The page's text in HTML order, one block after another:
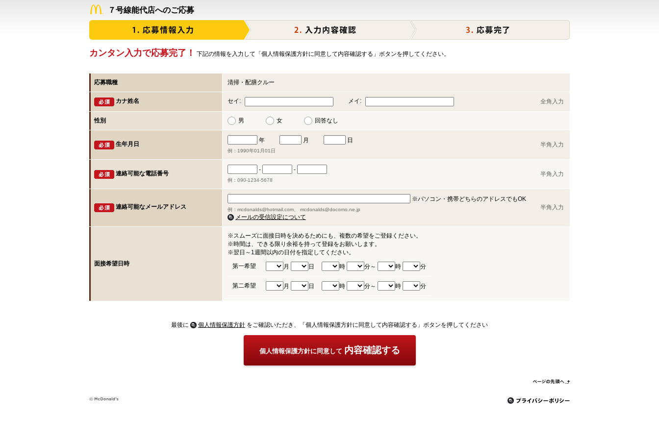
７号線能代店へのご応募
カンタン入力で応募完了！ 下記の情報を入力して「個人情報保護方針に同意して内容確認する」ボタンを押してください。
応募職種 清掃・配膳クルー
カナ姓名 セイ: メイ: 全角入力
性別 男 女 回答なし
生年月日
年 月 日
例：1990年01月01日
半角入力
連絡可能な電話番号
- -
例：090-1234-5678
半角入力
連絡可能なメールアドレス
※パソコン・携帯どちらのアドレスでもOK
例：mcdonalds@hotmail.com、 mcdonalds@docomo.ne.jp
メールの受信設定について
半角入力
面接希望日時
※スムーズに面接日時を決めるためにも、複数の希望をご登録ください。
※時間は、できる限り余裕を持って登録をお願いします。
※翌日～1週間以内の日付を指定してください。
第一希望
月 日 時 分～ 時 分
第二希望 月 日 時 分～ 時 分
最後に 個人情報保護方針 をご確認いただき、「個人情報保護方針に同意して内容確認する」ボタンを押してください
個人情報保護方針に同意して 内容確認する